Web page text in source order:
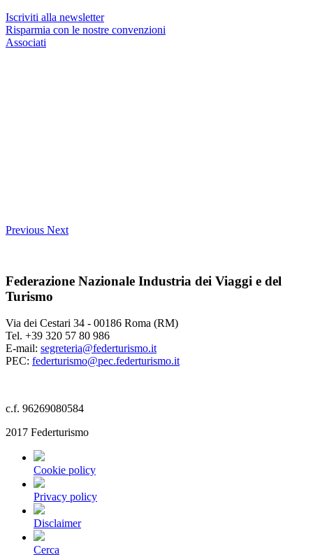
Iscriviti alla newsletter
Risparmia con le nostre convenzioni
Associati
Previous Next
Federazione Nazionale Industria dei Viaggi e del
Turismo
Via dei Cestari 34 - 00186 Roma (RM)
Tel. +39 320 57 80 986
E-mail: segreteria@federturismo.it
PEC: federturismo@pec.federturismo.it
c.f. 96269080584
2017 Federturismo
Cookie policy
Privacy policy
Disclaimer
Cerca